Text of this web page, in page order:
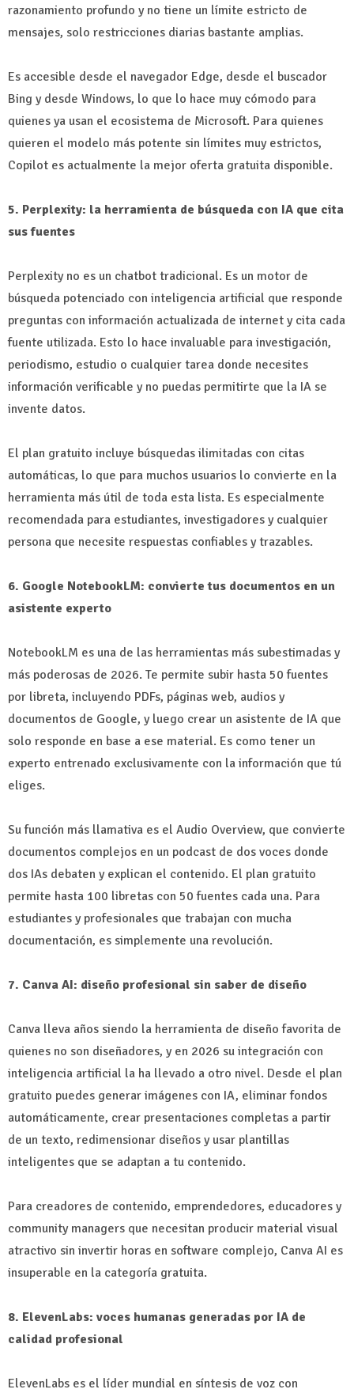
razonamiento profundo y no tiene un límite estricto de
mensajes, solo restricciones diarias bastante amplias.
Es accesible desde el navegador Edge, desde el buscador
Bing y desde Windows, lo que lo hace muy cómodo para
quienes ya usan el ecosistema de Microsoft. Para quienes
quieren el modelo más potente sin límites muy estrictos,
Copilot es actualmente la mejor oferta gratuita disponible.
5. Perplexity: la herramienta de búsqueda con IA que cita
sus fuentes
Perplexity no es un chatbot tradicional. Es un motor de
búsqueda potenciado con inteligencia artificial que responde
preguntas con información actualizada de internet y cita cada
fuente utilizada. Esto lo hace invaluable para investigación,
periodismo, estudio o cualquier tarea donde necesites
información verificable y no puedas permitirte que la IA se
invente datos.
El plan gratuito incluye búsquedas ilimitadas con citas
automáticas, lo que para muchos usuarios lo convierte en la
herramienta más útil de toda esta lista. Es especialmente
recomendada para estudiantes, investigadores y cualquier
persona que necesite respuestas confiables y trazables.
6. Google NotebookLM: convierte tus documentos en un
asistente experto
NotebookLM es una de las herramientas más subestimadas y
más poderosas de 2026. Te permite subir hasta 50 fuentes
por libreta, incluyendo PDFs, páginas web, audios y
documentos de Google, y luego crear un asistente de IA que
solo responde en base a ese material. Es como tener un
experto entrenado exclusivamente con la información que tú
eliges.
Su función más llamativa es el Audio Overview, que convierte
documentos complejos en un podcast de dos voces donde
dos IAs debaten y explican el contenido. El plan gratuito
permite hasta 100 libretas con 50 fuentes cada una. Para
estudiantes y profesionales que trabajan con mucha
documentación, es simplemente una revolución.
7. Canva AI: diseño profesional sin saber de diseño
Canva lleva años siendo la herramienta de diseño favorita de
quienes no son diseñadores, y en 2026 su integración con
inteligencia artificial la ha llevado a otro nivel. Desde el plan
gratuito puedes generar imágenes con IA, eliminar fondos
automáticamente, crear presentaciones completas a partir
de un texto, redimensionar diseños y usar plantillas
inteligentes que se adaptan a tu contenido.
Para creadores de contenido, emprendedores, educadores y
community managers que necesitan producir material visual
atractivo sin invertir horas en software complejo, Canva AI es
insuperable en la categoría gratuita.
8. ElevenLabs: voces humanas generadas por IA de
calidad profesional
ElevenLabs es el líder mundial en síntesis de voz con